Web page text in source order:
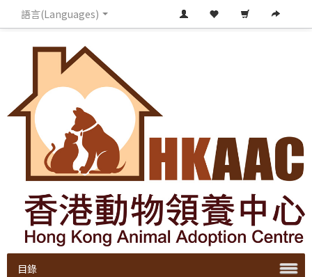
語言(Languages)
目錄